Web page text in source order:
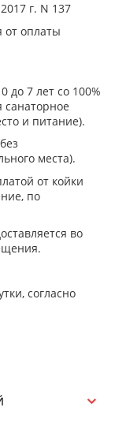
г. N 137
от оплаты
до 7 лет со 100%
санаторное
и питание).
места).
от койки
по
во
согласно